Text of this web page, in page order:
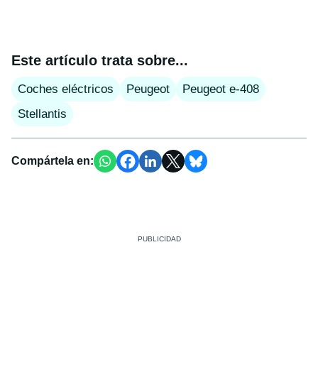
Este artículo trata sobre...
Coches eléctricos Peugeot
Peugeot e-408
Stellantis
Compártela en: